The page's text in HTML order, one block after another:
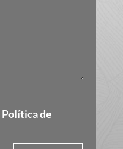
Política de